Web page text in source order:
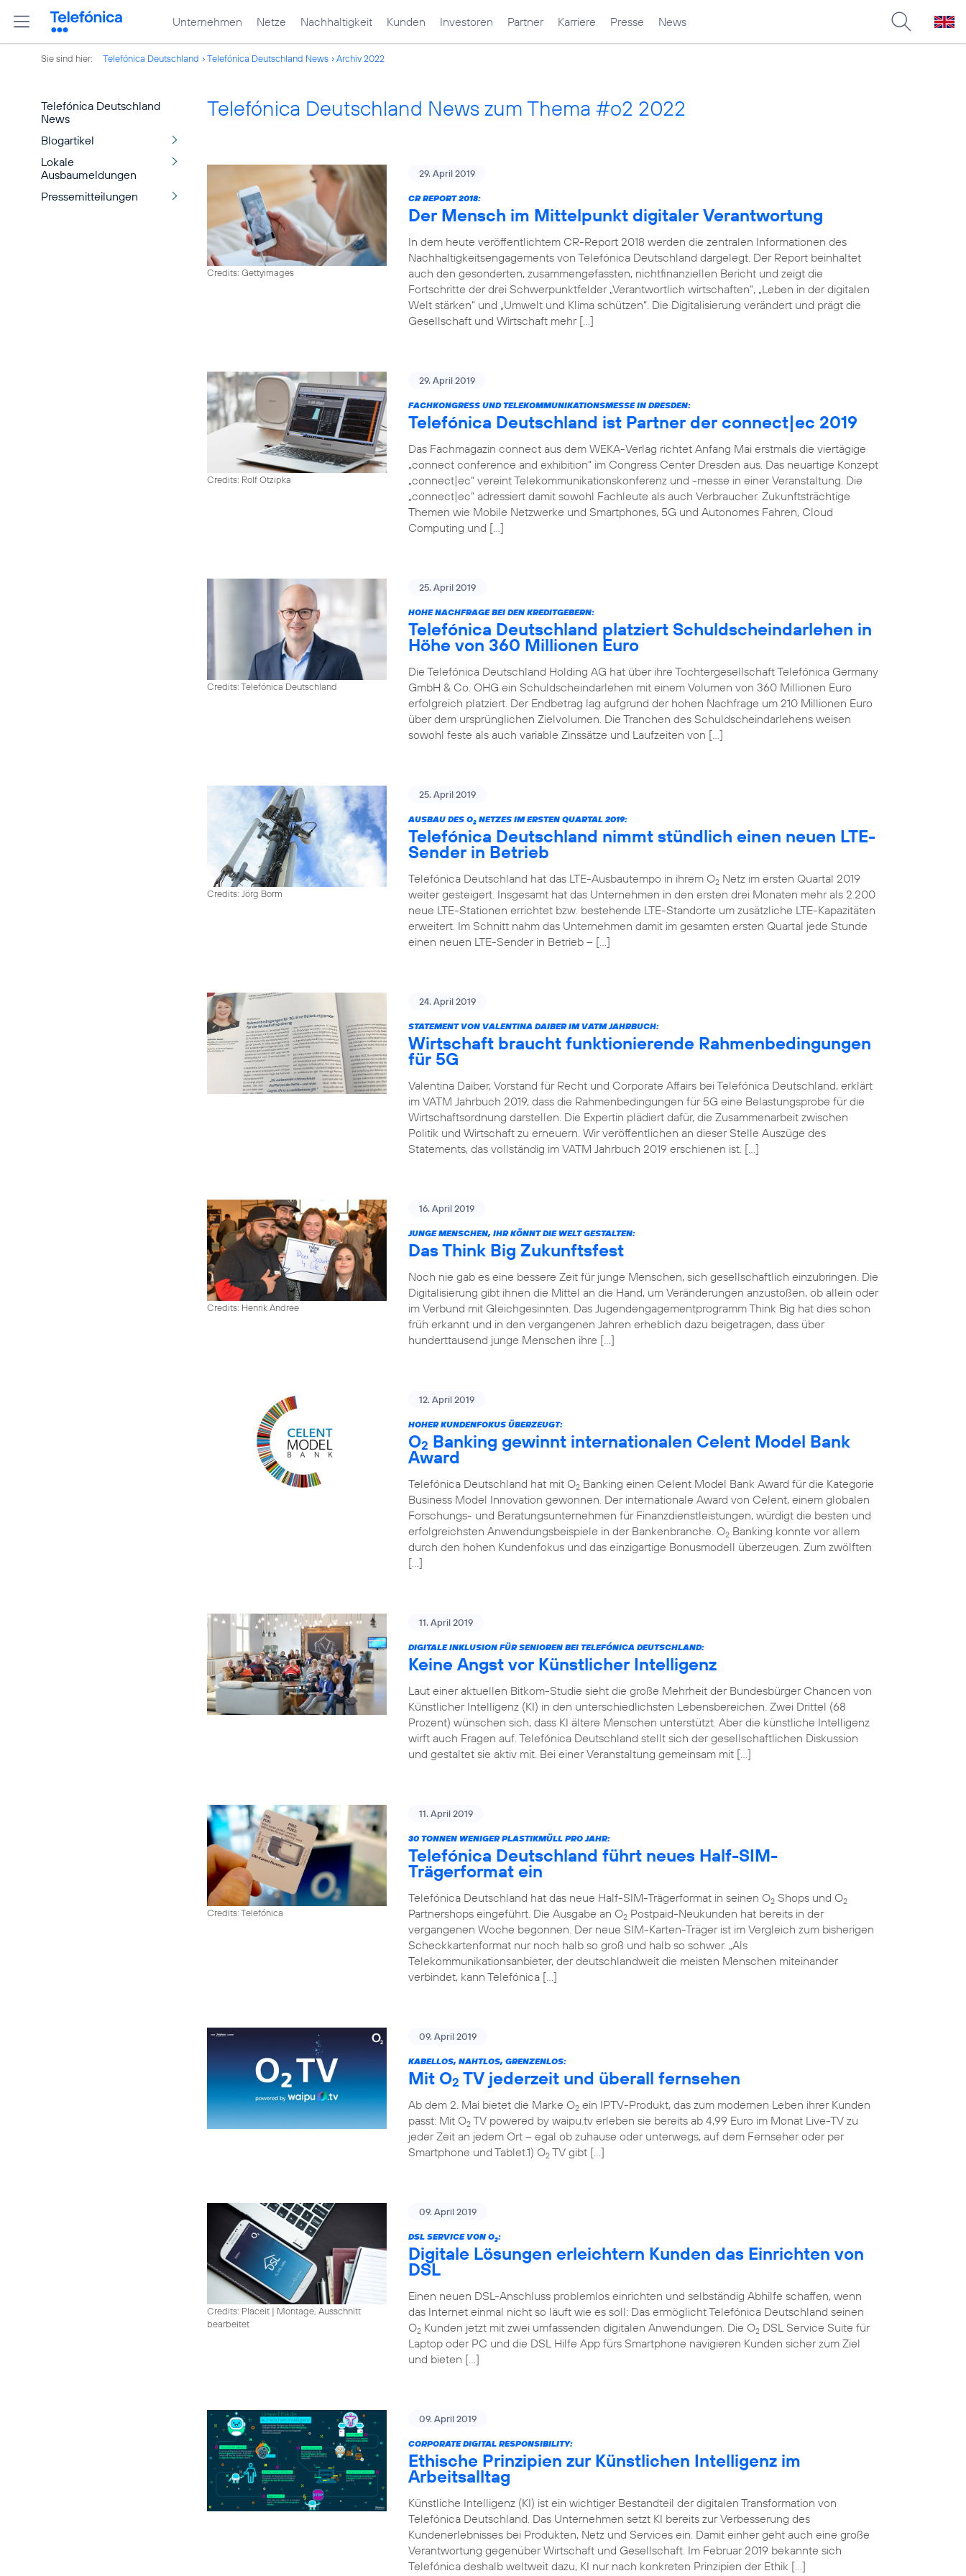
Unternehmen Netze Nachhaltigkeit Kunden Investoren Partner Karriere Presse News
Sie sind hier: Telefónica Deutschland Telefónica Deutschland News Archiv 2022
Telefónica Deutschland
News
Blogartikel
Lokale
Ausbaumeldungen
Pressemitteilungen
Telefónica Deutschland News zum Thema #o2 2022
Credits: Gettyimages
29. April 2019
CR REPORT 2018:
Der Mensch im Mittelpunkt digitaler Verantwortung
In dem heute veröffentlichtem CR-Report 2018 werden die zentralen Informationen des
Nachhaltigkeitsengagements von Telefónica Deutschland dargelegt. Der Report beinhaltet
auch den gesonderten, zusammengefassten, nichtfinanziellen Bericht und zeigt die
Fortschritte der drei Schwerpunktfelder „Verantwortlich wirtschaften“, „Leben in der digitalen
Welt stärken“ und „Umwelt und Klima schützen“. Die Digitalisierung verändert und prägt die
Gesellschaft und Wirtschaft mehr […]
Credits: Rolf Otzipka
29. April 2019
FACHKONGRESS UND TELEKOMMUNIKATIONSMESSE IN DRESDEN:
Telefónica Deutschland ist Partner der connect|ec 2019
Das Fachmagazin connect aus dem WEKA-Verlag richtet Anfang Mai erstmals die viertägige
„connect conference and exhibition“ im Congress Center Dresden aus. Das neuartige Konzept
„connect|ec“ vereint Telekommunikationskonferenz und -messe in einer Veranstaltung. Die
„connect|ec“ adressiert damit sowohl Fachleute als auch Verbraucher. Zukunftsträchtige
Themen wie Mobile Netzwerke und Smartphones, 5G und Autonomes Fahren, Cloud
Computing und […]
Credits: Telefónica Deutschland
25. April 2019
HOHE NACHFRAGE BEI DEN KREDITGEBERN:
Telefónica Deutschland platziert Schuldscheindarlehen in
Höhe von 360 Millionen Euro
Die Telefónica Deutschland Holding AG hat über ihre Tochtergesellschaft Telefónica Germany
GmbH & Co. OHG ein Schuldscheindarlehen mit einem Volumen von 360 Millionen Euro
erfolgreich platziert. Der Endbetrag lag aufgrund der hohen Nachfrage um 210 Millionen Euro
über dem ursprünglichen Zielvolumen. Die Tranchen des Schuldscheindarlehens weisen
sowohl feste als auch variable Zinssätze und Laufzeiten von […]
Credits: Jörg Borm
25. April 2019
AUSBAU DES O2 NETZES IM ERSTEN QUARTAL 2019:
Telefónica Deutschland nimmt stündlich einen neuen LTE-
Sender in Betrieb
Telefónica Deutschland hat das LTE-Ausbautempo in ihrem O2 Netz im ersten Quartal 2019
weiter gesteigert. Insgesamt hat das Unternehmen in den ersten drei Monaten mehr als 2.200
neue LTE-Stationen errichtet bzw. bestehende LTE-Standorte um zusätzliche LTE-Kapazitäten
erweitert. Im Schnitt nahm das Unternehmen damit im gesamten ersten Quartal jede Stunde
einen neuen LTE-Sender in Betrieb – […]
24. April 2019
STATEMENT VON VALENTINA DAIBER IM VATM JAHRBUCH:
Wirtschaft braucht funktionierende Rahmenbedingungen
für 5G
Valentina Daiber, Vorstand für Recht und Corporate Affairs bei Telefónica Deutschland, erklärt
im VATM Jahrbuch 2019, dass die Rahmenbedingungen für 5G eine Belastungsprobe für die
Wirtschaftsordnung darstellen. Die Expertin plädiert dafür, die Zusammenarbeit zwischen
Politik und Wirtschaft zu erneuern. Wir veröffentlichen an dieser Stelle Auszüge des
Statements, das vollständig im VATM Jahrbuch 2019 erschienen ist. […]
Credits: Henrik Andree
16. April 2019
JUNGE MENSCHEN, IHR KÖNNT DIE WELT GESTALTEN:
Das Think Big Zukunftsfest
Noch nie gab es eine bessere Zeit für junge Menschen, sich gesellschaftlich einzubringen. Die
Digitalisierung gibt ihnen die Mittel an die Hand, um Veränderungen anzustoßen, ob allein oder
im Verbund mit Gleichgesinnten. Das Jugendengagementprogramm Think Big hat dies schon
früh erkannt und in den vergangenen Jahren erheblich dazu beigetragen, dass über
hunderttausend junge Menschen ihre […]
12. April 2019
HOHER KUNDENFOKUS ÜBERZEUGT:
O2 Banking gewinnt internationalen Celent Model Bank
Award
Telefónica Deutschland hat mit O2 Banking einen Celent Model Bank Award für die Kategorie
Business Model Innovation gewonnen. Der internationale Award von Celent, einem globalen
Forschungs- und Beratungsunternehmen für Finanzdienstleistungen, würdigt die besten und
erfolgreichsten Anwendungsbeispiele in der Bankenbranche. O2 Banking konnte vor allem
durch den hohen Kundenfokus und das einzigartige Bonusmodell überzeugen. Zum zwölften
[…]
11. April 2019
DIGITALE INKLUSION FÜR SENIOREN BEI TELEFÓNICA DEUTSCHLAND:
Keine Angst vor Künstlicher Intelligenz
Laut einer aktuellen Bitkom-Studie sieht die große Mehrheit der Bundesbürger Chancen von
Künstlicher Intelligenz (KI) in den unterschiedlichsten Lebensbereichen. Zwei Drittel (68
Prozent) wünschen sich, dass KI ältere Menschen unterstützt. Aber die künstliche Intelligenz
wirft auch Fragen auf. Telefónica Deutschland stellt sich der gesellschaftlichen Diskussion
und gestaltet sie aktiv mit. Bei einer Veranstaltung gemeinsam mit […]
Credits: Telefónica
11. April 2019
30 TONNEN WENIGER PLASTIKMÜLL PRO JAHR:
Telefónica Deutschland führt neues Half-SIM-
Trägerformat ein
Telefónica Deutschland hat das neue Half-SIM-Trägerformat in seinen O2 Shops und O2
Partnershops eingeführt. Die Ausgabe an O2 Postpaid-Neukunden hat bereits in der
vergangenen Woche begonnen. Der neue SIM-Karten-Träger ist im Vergleich zum bisherigen
Scheckkartenformat nur noch halb so groß und halb so schwer. „Als
Telekommunikationsanbieter, der deutschlandweit die meisten Menschen miteinander
verbindet, kann Telefónica […]
09. April 2019
KABELLOS, NAHTLOS, GRENZENLOS:
Mit O2 TV jederzeit und überall fernsehen
Ab dem 2. Mai bietet die Marke O2 ein IPTV-Produkt, das zum modernen Leben ihrer Kunden
passt: Mit O2 TV powered by waipu.tv erleben sie bereits ab 4,99 Euro im Monat Live-TV zu
jeder Zeit an jedem Ort – egal ob zuhause oder unterwegs, auf dem Fernseher oder per
Smartphone und Tablet.1) O2 TV gibt […]
Credits: Placeit | Montage, Ausschnitt
bearbeitet
09. April 2019
DSL SERVICE VON O2:
Digitale Lösungen erleichtern Kunden das Einrichten von
DSL
Einen neuen DSL-Anschluss problemlos einrichten und selbständig Abhilfe schaffen, wenn
das Internet einmal nicht so läuft wie es soll: Das ermöglicht Telefónica Deutschland seinen
O2 Kunden jetzt mit zwei umfassenden digitalen Anwendungen. Die O2 DSL Service Suite für
Laptop oder PC und die DSL Hilfe App fürs Smartphone navigieren Kunden sicher zum Ziel
und bieten […]
09. April 2019
CORPORATE DIGITAL RESPONSIBILITY:
Ethische Prinzipien zur Künstlichen Intelligenz im
Arbeitsalltag
Künstliche Intelligenz (KI) ist ein wichtiger Bestandteil der digitalen Transformation von
Telefónica Deutschland. Das Unternehmen setzt KI bereits zur Verbesserung des
Kundenerlebnisses bei Produkten, Netz und Services ein. Damit einher geht auch eine große
Verantwortung gegenüber Wirtschaft und Gesellschaft. Im Februar 2019 bekannte sich
Telefónica deshalb weltweit dazu, KI nur nach konkreten Prinzipien der Ethik […]